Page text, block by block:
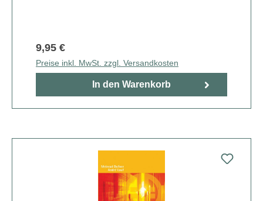
9,95 €
Preise inkl. MwSt. zzgl. Versandkosten
In den Warenkorb